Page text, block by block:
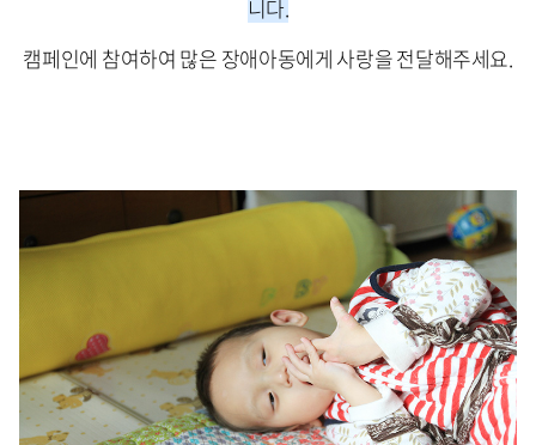
니다.
캠페인에 참여하여 많은 장애아동에게 사랑을 전달해주세요.